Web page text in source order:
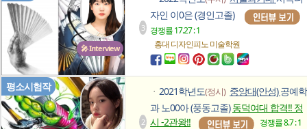
🎤 Interview
3
자인 이0은 (경인고졸)
경쟁률 17.27 : 1
홍대 디자인피노미술학원
평소시험작
2
ㆍ 2021학년도(정시) 중앙대(안성)공예학
과 노00아 (풍동고졸)동덕여대 합격!! 정
시 -2관왕!!
경쟁률 8.7 : 1